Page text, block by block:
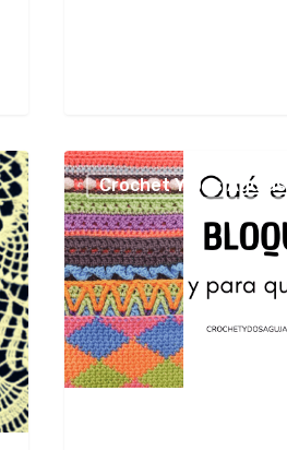
El
maravilloso
bloqueo
en
el
tejido
Crochet Y Dos Agujas